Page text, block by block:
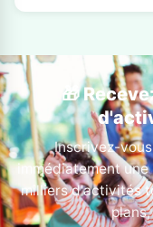
🎁
Inscrivez-
immédiatement
milliers d'activités